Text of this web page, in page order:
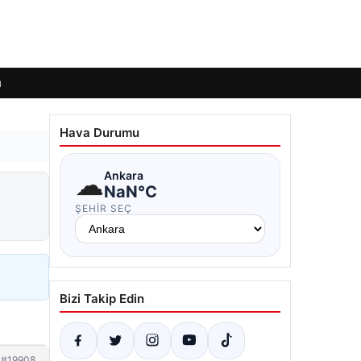
Hava Durumu
☁Ankara
NaN°C
ŞEHIR SEÇ
Bizi Takip Edin